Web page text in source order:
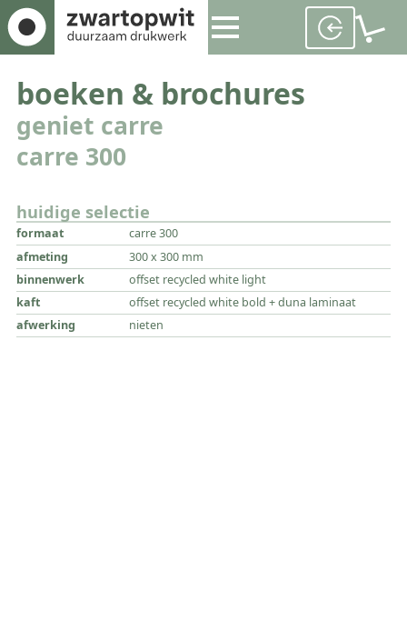
boeken & brochures
geniet carre
carre 300
huidige selectie
formaat
carre 300
afmeting
300 x 300 mm
binnenwerk
offset recycled white light
kaft
offset recycled white bold + duna laminaat
afwerking
nieten